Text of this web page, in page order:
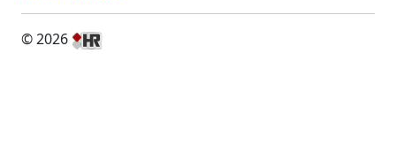
© 2026